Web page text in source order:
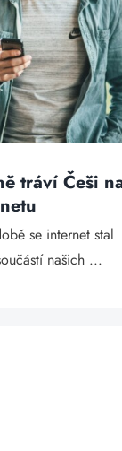
tráví Češi
se internet stal
našich ...